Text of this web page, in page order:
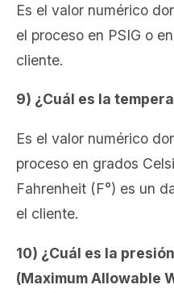
Es el valor numérico
el proceso en PSIG o
cliente.
9) ¿Cuál es la
Es el valor numérico
proceso en grados
Fahrenheit (F°) es un
el cliente.
10) ¿Cuál es la
(Maximum Allowable